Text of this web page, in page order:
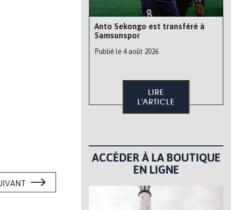
Anto Sekongo est transféré à
Samsunspor
Publié le 4 août 2026
LIRE
L'ARTICLE
ACCÉDER À LA BOUTIQUE
EN LIGNE